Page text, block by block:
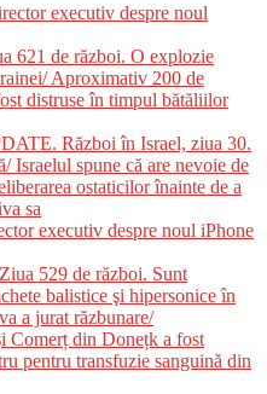
executiv despre noul
621 de război. O explozie
Aproximativ 200 de
distruse în timpul bătăliilor
Război în Israel, ziua 30.
Israelul spune că are nevoie de
ostaticilor înainte de a
sa
executiv despre noul iPhone
529 de război. Sunt
balistice şi hipersonice în
a jurat răzbunare/
Comerț din Donețk a fost
pentru transfuzie sanguină din